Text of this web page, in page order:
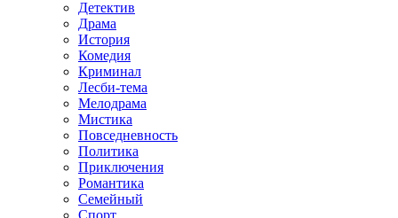
Детектив
Драма
История
Комедия
Криминал
Лесби-тема
Мелодрама
Мистика
Повседневность
Политика
Приключения
Романтика
Семейный
Спорт